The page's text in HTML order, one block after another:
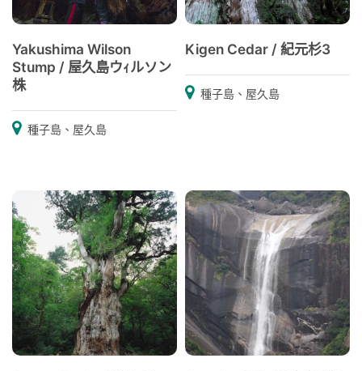
Yakushima Wilson
Stump / 屋久島ウｨルソン
株
種子島、屋久島
Kigen Cedar / 紀元杉3
種子島、屋久島